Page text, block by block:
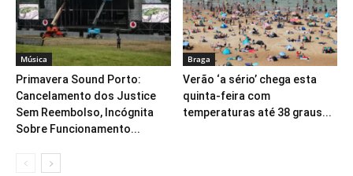
Música
Primavera Sound Porto:
Cancelamento dos Justice
Sem Reembolso, Incógnita
Sobre Funcionamento...
Braga
Verão ‘a sério’ chega esta
quinta-feira com
temperaturas até 38 graus...